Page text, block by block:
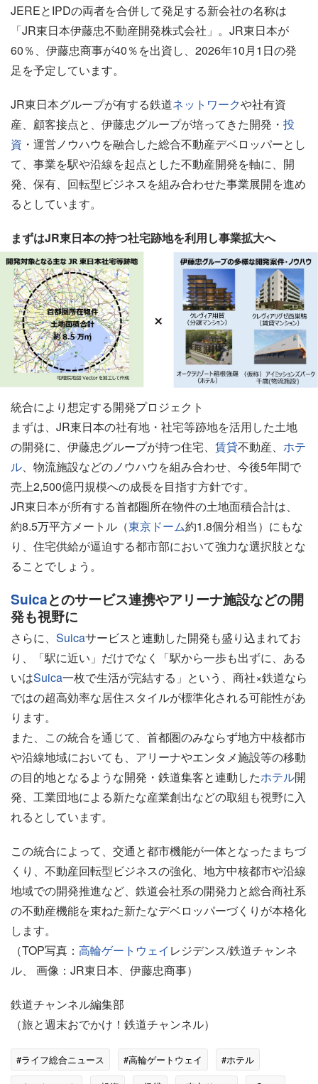
JEREとIPDの両者を合併して発足する新会社の名称は
「JR東日本伊藤忠不動産開発株式会社」。JR東日本が
60％、伊藤忠商事が40％を出資し、2026年10月1日の発
足を予定しています。
JR東日本グループが有する鉄道ネットワークや社有資
産、顧客接点と、伊藤忠グループが培ってきた開発・ 投
資 ・運営ノウハウを融合した総合不動産デベロッパーとし
て、事業を駅や沿線を起点とした不動産開発を軸に、開
発、保有、回転型ビジネスを組み合わせた事業展開を進め
るとしています。
まずはJR東日本の持つ社宅跡地を利用し事業拡大へ
統合により想定する開発プロジェクト
まずは、JR東日本の社有地・社宅等跡地を活用した土地
の開発に、伊藤忠グループが持つ住宅、 賃貸不動産、 ホテ
ル、物流施設などのノウハウを組み合わせ、今後5年間で
売上2,500億円規模への成長を目指す方針です。
JR東日本が所有する首都圏所在物件の土地面積合計は、
約8.5万平方メートル（東京ドーム約1.8個分相当）にもな
り、住宅供給が逼迫する都市部において強力な選択肢とな
ることでしょう。
Suicaとのサービス連携やアリーナ施設などの開
発も視野に
さらに、 Suicaサービスと連動した開発も盛り込まれてお
り、「駅に近い」だけでなく「駅から一歩も出ずに、ある
いはSuica一枚で生活が完結する」という、商社×鉄道なら
ではの超高効率な居住スタイルが標準化される可能性があ
ります。
また、この統合を通じて、首都圏のみならず地方中核都市
や沿線地域においても、アリーナやエンタメ施設等の移動
の目的地となるような開発・鉄道集客と連動したホテル開
発、工業団地による新たな産業創出などの取組も視野に入
れるとしています。
この統合によって、交通と都市機能が一体となったまちづ
くり、不動産回転型ビジネスの強化、地方中核都市や沿線
地域での開発推進など、鉄道会社系の開発力と総合商社系
の不動産機能を束ねた新たなデベロッパーづくりが本格化
します。
（TOP写真： 高輪ゲートウェイ レジデンス/鉄道チャンネ
ル、 画像：JR東日本、伊藤忠商事）
鉄道チャンネル編集部
（旅と週末おでかけ！鉄道チャンネル）
#ライフ総合ニュース #高輪ゲートウェイ
#ホテル